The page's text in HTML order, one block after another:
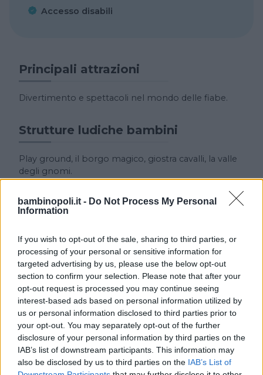
bambinopoli.it - Do Not Process My Personal
Information
If you wish to opt-out of the sale, sharing to third parties, or
processing of your personal or sensitive information for
targeted advertising by us, please use the below opt-out
section to confirm your selection. Please note that after your
opt-out request is processed you may continue seeing
interest-based ads based on personal information utilized by
us or personal information disclosed to third parties prior to
your opt-out. You may separately opt-out of the further
disclosure of your personal information by third parties on the
IAB’s list of downstream participants. This information may
also be disclosed by us to third parties on the IAB’s List of
Accesso disabili
Principali attrazioni
Divertimento e spettacoli nel mondo delle fiabe.
Strutture ludiche bambini
Play ground, il borgo magico, giostra cavalli, la valle
degli gnomi.
Collegamenti
Cerca altre strutture